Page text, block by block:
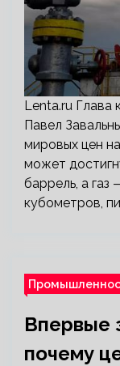
Lenta.ru Глава
Павел
мировых цен
может
баррель, а
кубометров,
Впервые
почему